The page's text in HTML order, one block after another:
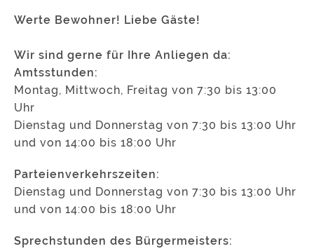
Werte Bewohner! Liebe Gäste!
Wir sind gerne für Ihre Anliegen da:
Amtsstunden:
Montag, Mittwoch, Freitag von 7:30 bis 13:00
Uhr
Dienstag und Donnerstag von 7:30 bis 13:00 Uhr
und von 14:00 bis 18:00 Uhr
Parteienverkehrszeiten:
Dienstag und Donnerstag von 7:30 bis 13:00 Uhr
und von 14:00 bis 18:00 Uhr
Sprechstunden des Bürgermeisters: